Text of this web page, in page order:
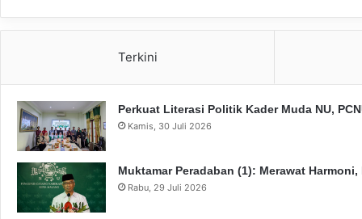
Terkini
Perkuat Literasi Politik Kader Muda NU,
Kamis, 30 Juli 2026
Muktamar Peradaban (1): Merawat
Rabu, 29 Juli 2026